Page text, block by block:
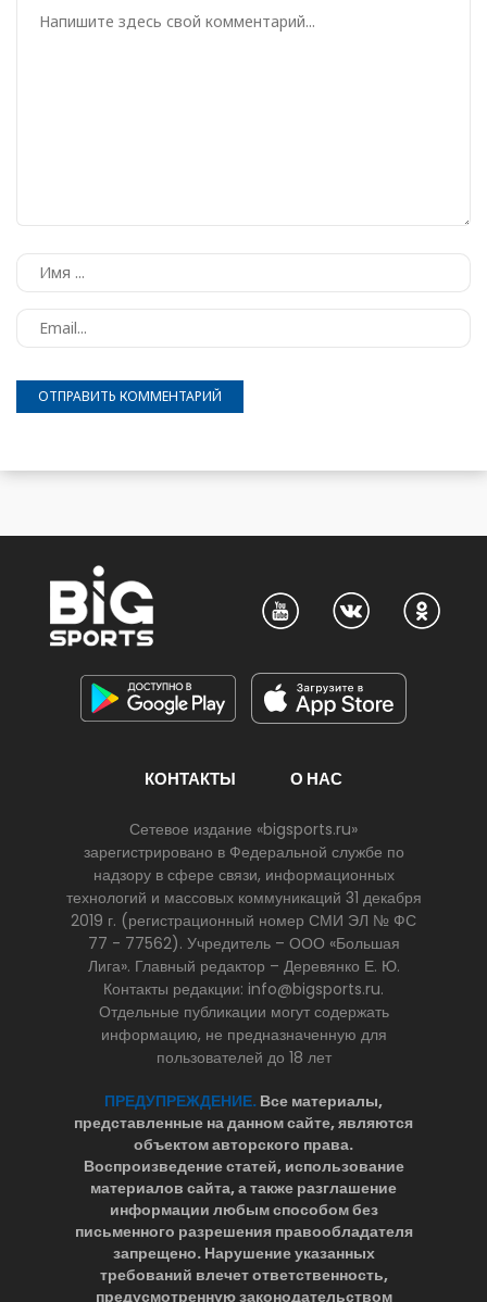
КОНТАКТЫ О НАС
Сетевое издание «bigsports.ru»
зарегистрировано в Федеральной службе по
надзору в сфере связи, информационных
технологий и массовых коммуникаций 31 декабря
2019 г. (регистрационный номер СМИ ЭЛ № ФС
77 - 77562). Учредитель – ООО «Большая
Лига». Главный редактор – Деревянко Е. Ю.
Контакты редакции: info@bigsports.ru.
Отдельные публикации могут содержать
информацию, не предназначенную для
пользователей до 18 лет
ПРЕДУПРЕЖДЕНИЕ. Все материалы,
представленные на данном сайте, являются
объектом авторского права.
Воспроизведение статей, использование
материалов сайта, а также разглашение
информации любым способом без
письменного разрешения правообладателя
запрещено. Нарушение указанных
требований влечет ответственность,
предусмотренную законодательством